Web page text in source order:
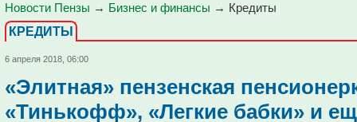
Новости Пензы → Бизнес и финансы → Кредиты
КРЕДИТЫ
6 апреля 2018, 06:00
«Элитная» пензенская
«Тинькофф», «Легкие бабки» и